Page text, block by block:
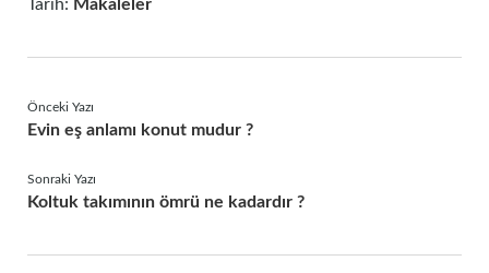
Tarih: Makaleler
Önceki Yazı
Evin eş anlamı konut mudur ?
Sonraki Yazı
Koltuk takımının ömrü ne kadardır ?